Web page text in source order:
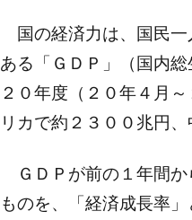
国の経済力は、国民一
ある「ＧＤＰ」（国内
２０年度（２０年４月
リカで約２３００兆円
ＧＤＰが前の１年間か
ものを、「経済成長率